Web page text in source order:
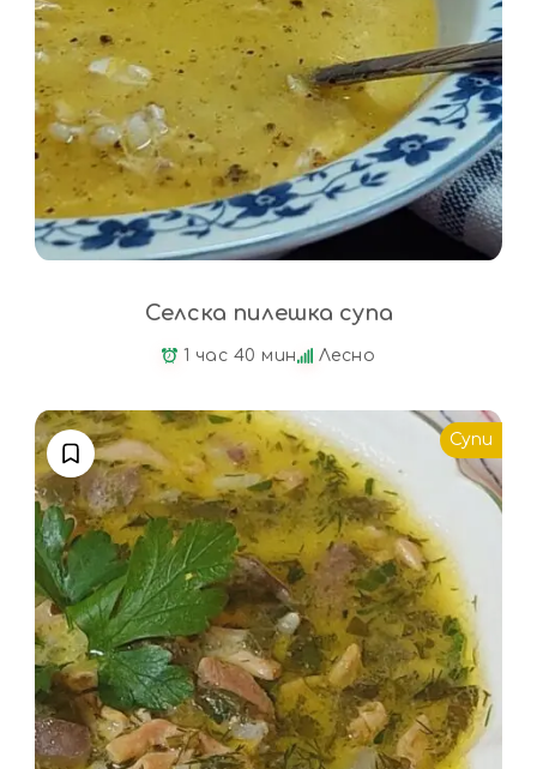
Селска пилешка супа
1 час 40 мин Лесно
Супи